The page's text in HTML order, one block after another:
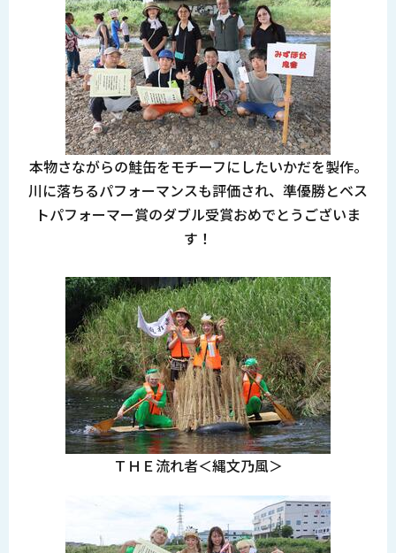
本物さながらの鮭缶をモチーフにしたいかだを製作。
川に落ちるパフォーマンスも評価され、準優勝とベス
トパフォーマー賞のダブル受賞おめでとうございま
す！
ＴＨＥ流れ者＜縄文乃風＞